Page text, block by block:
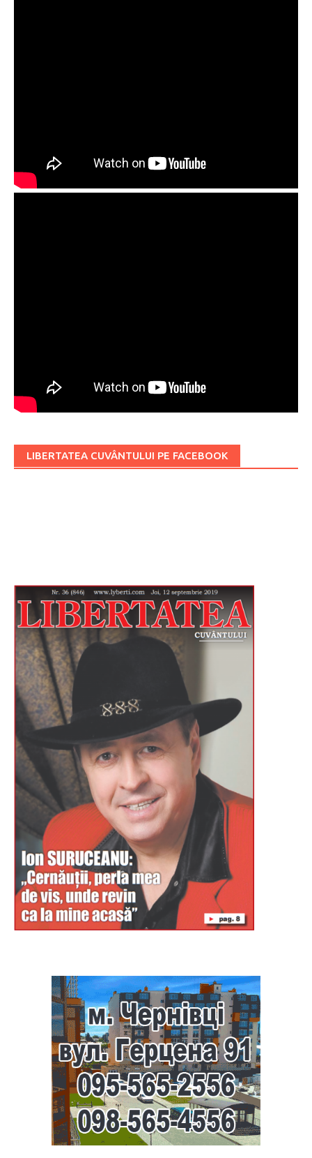
LIBERTATEA CUVÂNTULUI PE FACEBOOK